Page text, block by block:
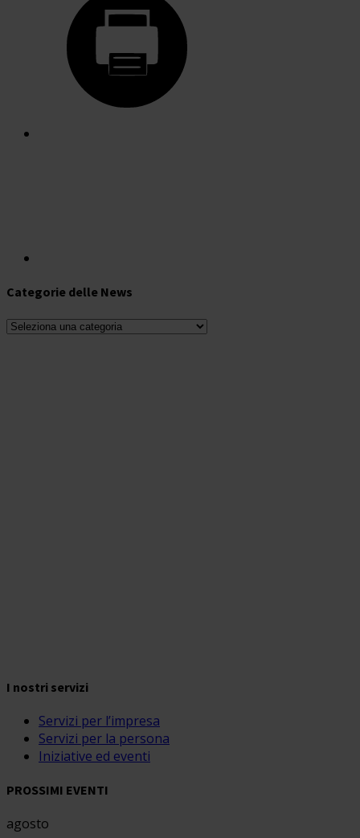
Categorie delle News
Categorie
I nostri servizi
Servizi per l’impresa
Servizi per la persona
Iniziative ed eventi
PROSSIMI EVENTI
agosto